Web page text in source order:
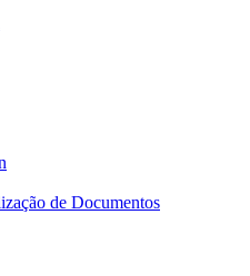
de Documentos